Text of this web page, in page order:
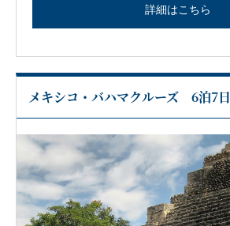
詳細はこちら
メキシコ・バハマクルーズ 6泊7日